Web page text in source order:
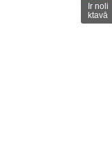
Ir noli
ktavā